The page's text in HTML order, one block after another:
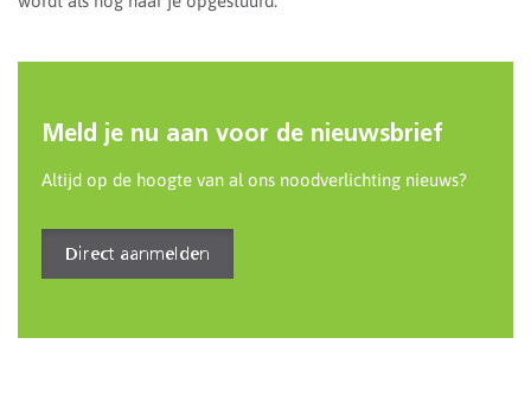
Meld je nu aan voor de nieuwsbrief
Altijd op de hoogte van al ons noodverlichting nieuws?
Direct aanmelden